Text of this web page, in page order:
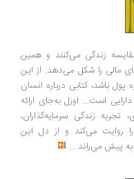
زندگی می‌کنند و همین
مالی را شکل می‌دهد. از این
باشد، کتابی درباره انسان
است... اوزل به‌جای ارائه
زندگی سرمایه‌گذاران،
را روایت می‌کند و از دل این
پیش می‌راند ...